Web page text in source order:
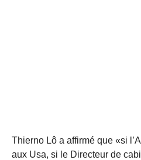
Thierno Lô a affirmé que «si
aux Usa, si le Directeur de